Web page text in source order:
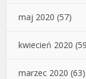
maj 2020 (57)
kwiecień 2020
marzec 2020 (63)